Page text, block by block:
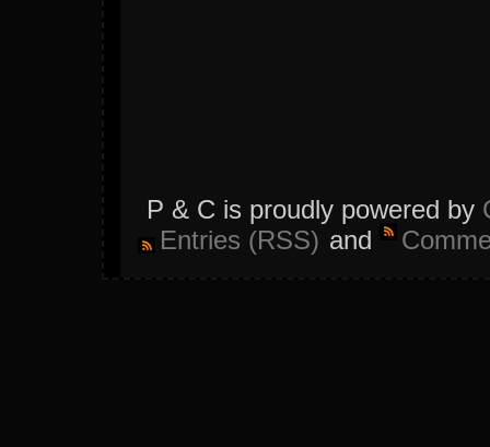
P & C is proudly powered by
Entries (RSS) and